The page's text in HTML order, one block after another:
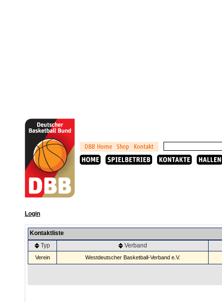
Login
Kontaktliste
Typ
Verband
Verein Westdeutscher Basketball-Verband e.V.